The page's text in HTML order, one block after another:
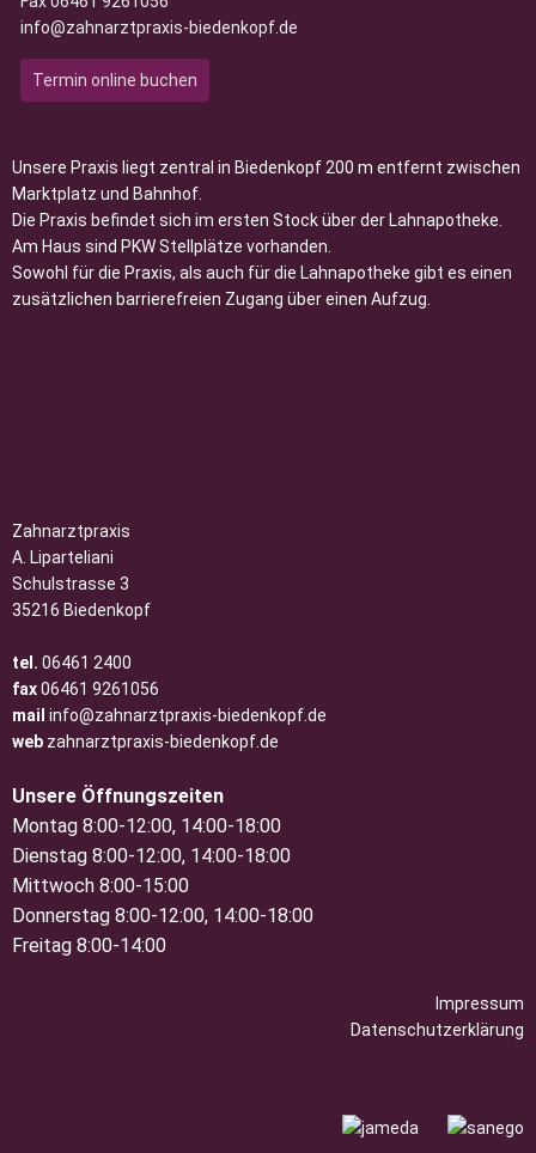
info@zahnarztpraxis-biedenkopf.de
Termin online buchen
Unsere Praxis liegt zentral in Biedenkopf 200 m entfernt zwischen
Marktplatz und Bahnhof.
Die Praxis befindet sich im ersten Stock über der Lahnapotheke.
Am Haus sind PKW Stellplätze vorhanden.
Sowohl für die Praxis, als auch für die Lahnapotheke gibt es einen
zusätzlichen barrierefreien Zugang über einen Aufzug.
Zahnarztpraxis
A. Liparteliani
Schulstrasse 3
35216 Biedenkopf
tel. 06461 2400
fax06461 9261056
mail info@zahnarztpraxis-biedenkopf.de
web zahnarztpraxis-biedenkopf.de
Unsere Öffnungszeiten
Montag 8:00-12:00, 14:00-18:00
Dienstag 8:00-12:00, 14:00-18:00
Mittwoch 8:00-15:00
Donnerstag 8:00-12:00, 14:00-18:00
Freitag 8:00-14:00
Impressum
Datenschutzerklärung